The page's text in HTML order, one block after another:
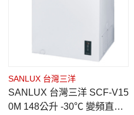
SANLUX 台灣三洋
SANLUX 台灣三洋 SCF-V15
0M 148公升 -30℃ 變頻直冷